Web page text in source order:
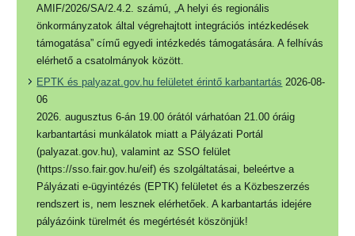
AMIF/2026/SA/2.4.2. számú, „A helyi és regionális
önkormányzatok által végrehajtott integrációs intézkedések
támogatása” című egyedi intézkedés támogatására. A felhívás
elérhető a csatolmányok között.
EPTK és palyazat.gov.hu felületet érintő karbantartás 2026-08-
06
2026. augusztus 6-án 19.00 órától várhatóan 21.00 óráig
karbantartási munkálatok miatt a Pályázati Portál
(palyazat.gov.hu), valamint az SSO felület
(https://sso.fair.gov.hu/eif) és szolgáltatásai, beleértve a
Pályázati e-ügyintézés (EPTK) felületet és a Közbeszerzés
rendszert is, nem lesznek elérhetőek. A karbantartás idejére
pályázóink türelmét és megértését köszönjük!